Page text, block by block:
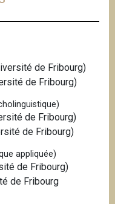
de Fribourg)
de Fribourg)
de Fribourg)
de Fribourg)
appliquée)
de Fribourg)
de Fribourg